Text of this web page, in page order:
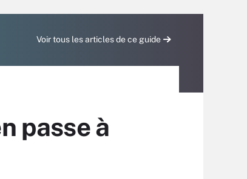
Voir tous les articles de ce guide
passe à